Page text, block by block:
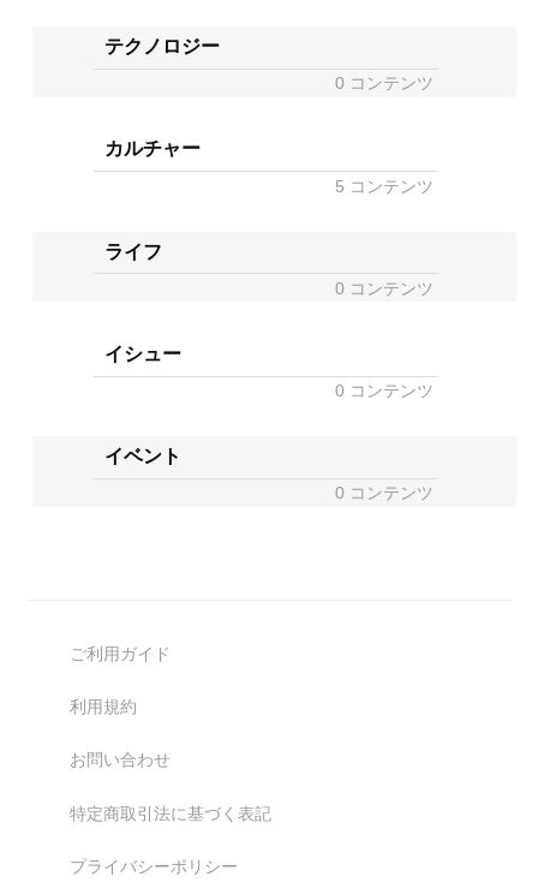
テクノロジー
0 コンテンツ
カルチャー
5 コンテンツ
ライフ
0 コンテンツ
イシュー
0 コンテンツ
イベント
0 コンテンツ
ご利用ガイド
利用規約
お問い合わせ
特定商取引法に基づく表記
プライバシーポリシー